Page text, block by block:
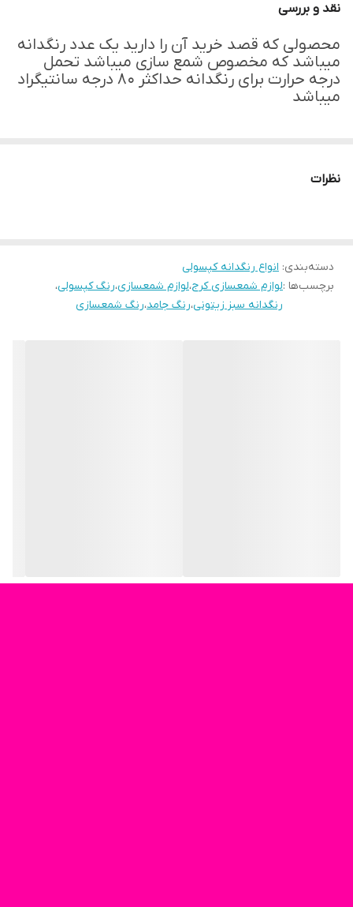
نقد و بررسی
محصولی که قصد خرید آن را دارید یک عدد رنگدانه
میباشد که مخصوص شمع سازی میباشد تحمل
درجه حرارت برای رنگدانه حداکثر ۸۰ درجه سانتیگراد
میباشد
نظرات
دسته‌بندی: انواع رنگدانه کپسولی
برچسب‌ها :لوازم شمعسازی کرج،لوازم شمعسازی،رنگ کپسولی،
رنگدانه سبز زیتونی،رنگ جامد،رنگ شمعسازی